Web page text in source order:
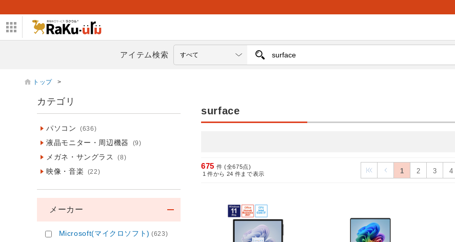
アイテム検索
トップ >
surface
675 件 (全675点)
1 件から 24 件まで表示 1 2 3 4
カテゴリ
パソコン (636)
液晶モニター・周辺機器 (9)
メガネ・サングラス (8)
映像・音楽 (22)
メーカー
Microsoft(マイクロソフト) (623)